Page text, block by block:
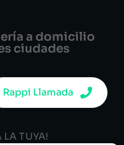
a domicilio
ciudades
Rappi Llamada
LA TUYA!